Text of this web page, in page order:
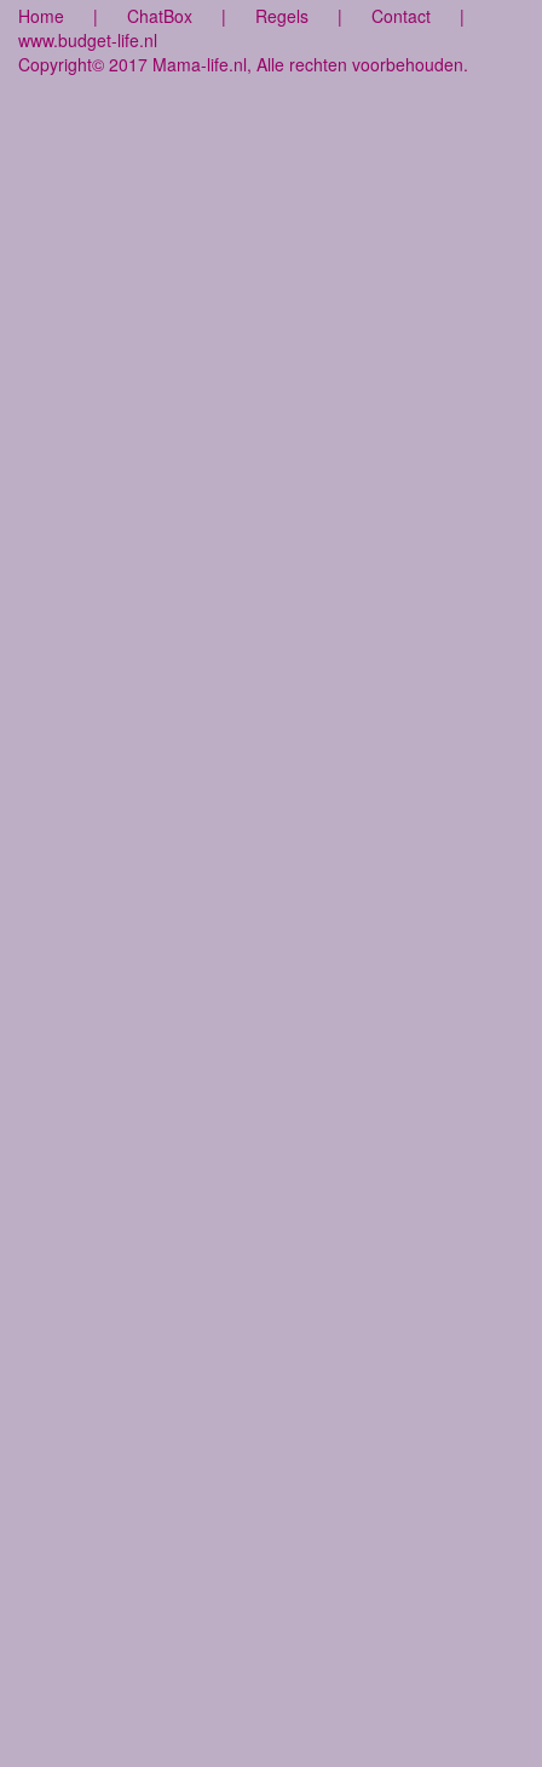
Home | ChatBox | Regels | Contact |
www.budget-life.nl
Copyright© 2017 Mama-life.nl, Alle rechten voorbehouden.